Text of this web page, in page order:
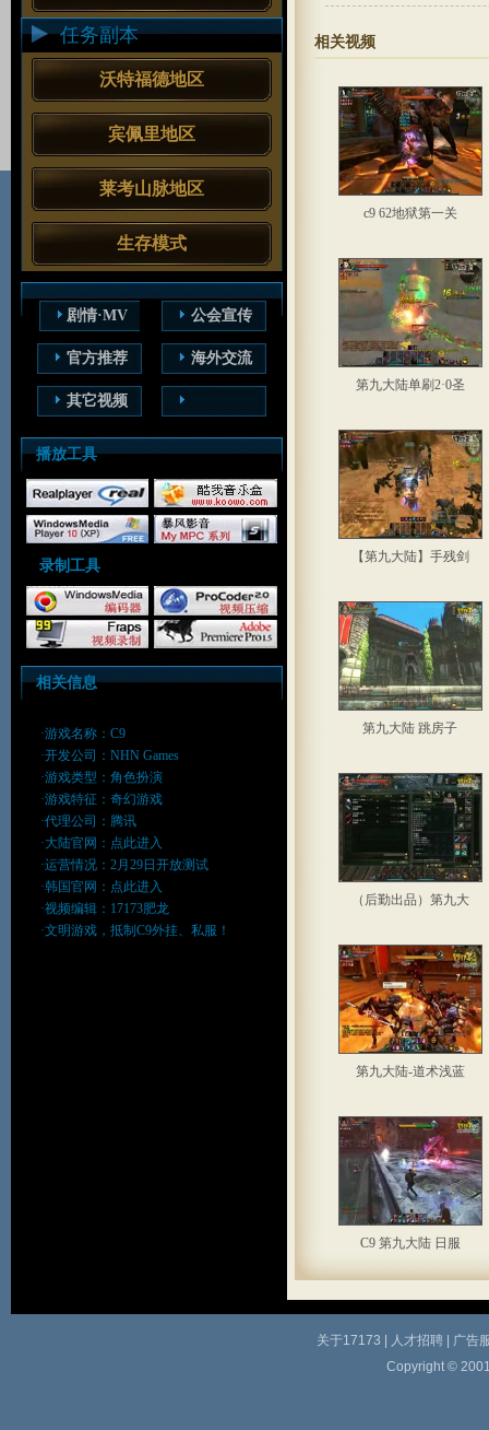
任务副本
沃特福德地区
宾佩里地区
莱考山脉地区
生存模式
剧情·MV 公会宣传
官方推荐 海外交流
其它视频
播放工具
录制工具
相关信息
·游戏名称：C9
·开发公司：NHN Games
·游戏类型：角色扮演
·游戏特征：奇幻游戏
·代理公司：腾讯
·大陆官网： 点此进入
·运营情况：2月29日开放测试
·韩国官网： 点此进入
·视频编辑：17173肥龙
·文明游戏，抵制C9外挂、私服！
相关视频
c9 62地狱第一关
第九大陆单刷2·0圣
【第九大陆】手残剑
第九大陆 跳房子
（后勤出品）第九大
第九大陆-道术浅蓝
C9 第九大陆 日服
关于17173 人才招聘|
广告
Copyright ©